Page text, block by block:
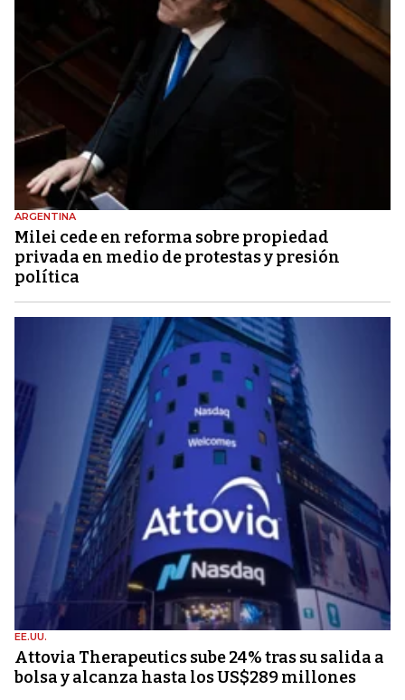
ARGENTINA
Milei cede en reforma sobre propiedad
privada en medio de protestas y presión
política
EE.UU.
Attovia Therapeutics sube 24% tras su salida a
bolsa y alcanza hasta los US$289 millones